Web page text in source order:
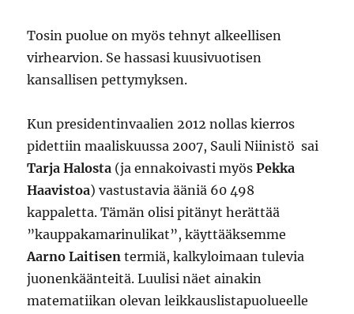
Tosin puolue on myös tehnyt alkeellisen
virhearvion. Se hassasi kuusivuotisen
kansallisen pettymyksen.
Kun presidentinvaalien 2012 nollas kierros
pidettiin maaliskuussa 2007, Sauli Niinistö sai
Tarja Halosta (ja ennakoivasti myösPekka
Haavistoa) vastustavia ääniä 60 498
kappaletta. Tämän olisi pitänyt herättää
”kauppakamarinulikat”, käyttääksemme
Aarno Laitisen termiä, kalkyloimaan tulevia
juonenkäänteitä. Luulisi näet ainakin
matematiikan olevan leikkauslistapuolueelle